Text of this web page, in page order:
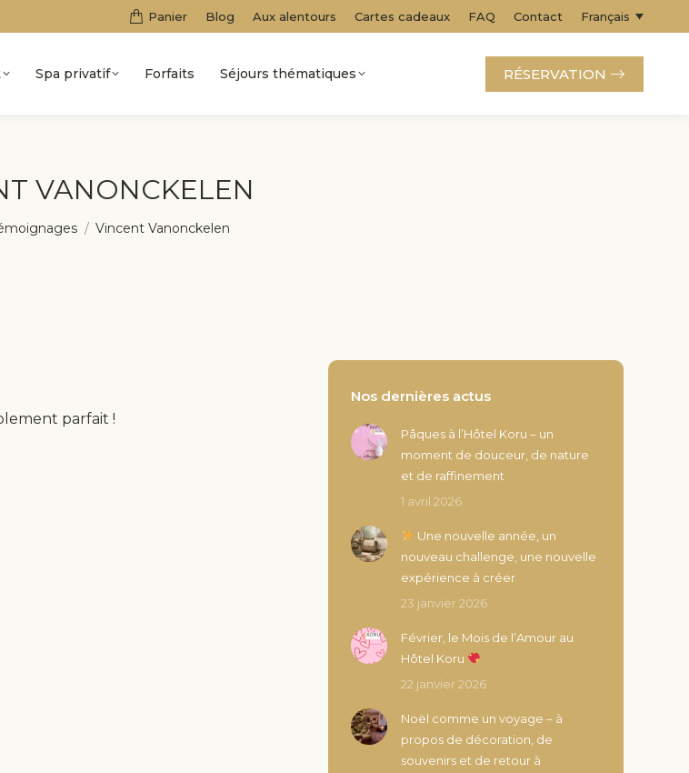
Panier Blog Aux alentours Cartes cadeaux FAQ Contact Français
Spa privatif Forfaits Séjours thématiques RÉSERVATION
VANONCKELEN
: Vincent Vanonckelen
parfait !
Nos dernières actus
Pâques à l’Hôtel Koru – un
moment de douceur, de nature
et de raffinement
1 avril 2026
Une nouvelle année, un
nouveau challenge, une nouvelle
expérience à créer
23 janvier 2026
Février, le Mois de l’Amour au
Hôtel Koru
22 janvier 2026
Noël comme un voyage – à
propos de décoration, de
souvenirs et de retour à